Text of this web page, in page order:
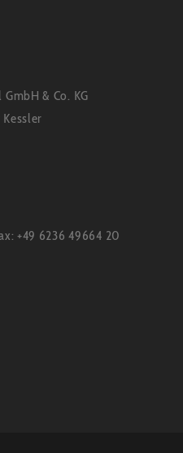
& Co. KG
+49 6236 49664 20